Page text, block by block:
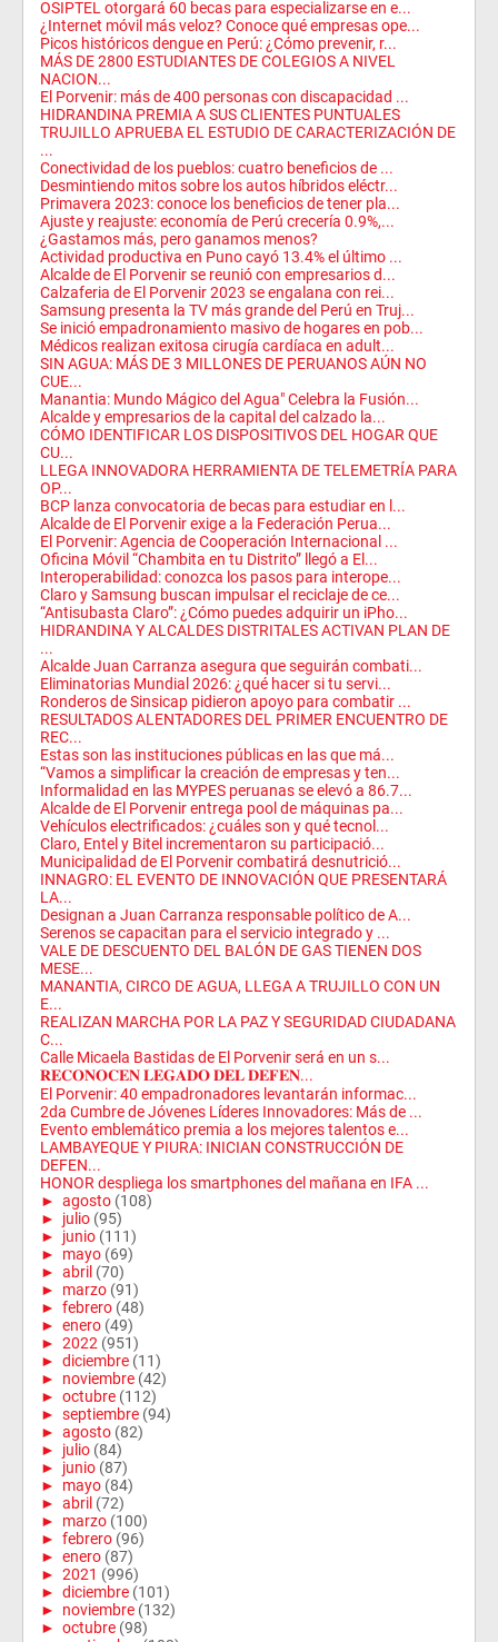
OSIPTEL otorgará 60 becas para especializarse en e...
¿Internet móvil más veloz? Conoce qué empresas ope...
Picos históricos dengue en Perú: ¿Cómo prevenir, r...
MÁS DE 2800 ESTUDIANTES DE COLEGIOS A NIVEL
NACION...
El Porvenir: más de 400 personas con discapacidad ...
HIDRANDINA PREMIA A SUS CLIENTES PUNTUALES
TRUJILLO APRUEBA EL ESTUDIO DE CARACTERIZACIÓN DE
...
Conectividad de los pueblos: cuatro beneficios de ...
Desmintiendo mitos sobre los autos híbridos eléctr...
Primavera 2023: conoce los beneficios de tener pla...
Ajuste y reajuste: economía de Perú crecería 0.9%,...
¿Gastamos más, pero ganamos menos?
Actividad productiva en Puno cayó 13.4% el último ...
Alcalde de El Porvenir se reunió con empresarios d...
Calzaferia de El Porvenir 2023 se engalana con rei...
Samsung presenta la TV más grande del Perú en Truj...
Se inició empadronamiento masivo de hogares en pob...
Médicos realizan exitosa cirugía cardíaca en adult...
SIN AGUA: MÁS DE 3 MILLONES DE PERUANOS AÚN NO
CUE...
Manantia: Mundo Mágico del Agua" Celebra la Fusión...
Alcalde y empresarios de la capital del calzado la...
CÓMO IDENTIFICAR LOS DISPOSITIVOS DEL HOGAR QUE
CU...
LLEGA INNOVADORA HERRAMIENTA DE TELEMETRÍA PARA
OP...
BCP lanza convocatoria de becas para estudiar en l...
Alcalde de El Porvenir exige a la Federación Perua...
El Porvenir: Agencia de Cooperación Internacional ...
Oficina Móvil “Chambita en tu Distrito” llegó a El...
Interoperabilidad: conozca los pasos para interope...
Claro y Samsung buscan impulsar el reciclaje de ce...
“Antisubasta Claro”: ¿Cómo puedes adquirir un iPho...
HIDRANDINA Y ALCALDES DISTRITALES ACTIVAN PLAN DE
...
Alcalde Juan Carranza asegura que seguirán combati...
Eliminatorias Mundial 2026: ¿qué hacer si tu servi...
Ronderos de Sinsicap pidieron apoyo para combatir ...
RESULTADOS ALENTADORES DEL PRIMER ENCUENTRO DE
REC...
Estas son las instituciones públicas en las que má...
“Vamos a simplificar la creación de empresas y ten...
Informalidad en las MYPES peruanas se elevó a 86.7...
Alcalde de El Porvenir entrega pool de máquinas pa...
Vehículos electrificados: ¿cuáles son y qué tecnol...
Claro, Entel y Bitel incrementaron su participació...
Municipalidad de El Porvenir combatirá desnutrició...
INNAGRO: EL EVENTO DE INNOVACIÓN QUE PRESENTARÁ
LA...
Designan a Juan Carranza responsable político de A...
Serenos se capacitan para el servicio integrado y ...
VALE DE DESCUENTO DEL BALÓN DE GAS TIENEN DOS
MESE...
MANANTIA, CIRCO DE AGUA, LLEGA A TRUJILLO CON UN
E...
REALIZAN MARCHA POR LA PAZ Y SEGURIDAD CIUDADANA
C...
Calle Micaela Bastidas de El Porvenir será en un s...
𝐑𝐄𝐂𝐎𝐍𝐎𝐂𝐄𝐍 𝐋𝐄𝐆𝐀𝐃𝐎 𝐃𝐄𝐋 𝐃𝐄𝐅𝐄𝐍...
El Porvenir: 40 empadronadores levantarán informac...
2da Cumbre de Jóvenes Líderes Innovadores: Más de ...
Evento emblemático premia a los mejores talentos e...
LAMBAYEQUE Y PIURA: INICIAN CONSTRUCCIÓN DE
DEFEN...
HONOR despliega los smartphones del mañana en IFA ...
► agosto (108)
► julio (95)
► junio (111)
► mayo (69)
► abril (70)
► marzo (91)
► febrero (48)
► enero (49)
► 2022 (951)
► diciembre (11)
► noviembre (42)
► octubre (112)
► septiembre (94)
► agosto (82)
► julio (84)
► junio (87)
► mayo (84)
► abril (72)
► marzo (100)
► febrero (96)
► enero (87)
► 2021 (996)
► diciembre (101)
► noviembre (132)
► octubre (98)